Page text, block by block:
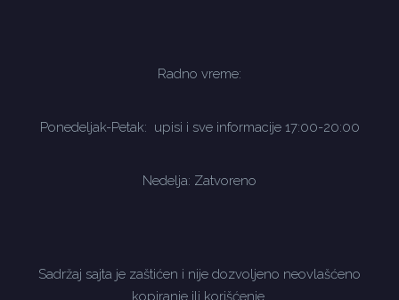
Radno vreme:
Ponedeljak-Petak: upisi i sve informacije 17:00-20:00
Nedelja: Zatvoreno
Sadržaj sajta je zaštićen i nije dozvoljeno neovlašćeno
kopiranje ili korišćenje.